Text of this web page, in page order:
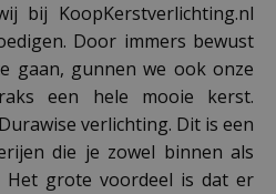
bij KoopKerstverlichting.nl
Door immers bewust
gaan, gunnen we ook onze
een hele mooie kerst.
verlichting. Dit is een
die je zowel binnen als
grote voordeel is dat er